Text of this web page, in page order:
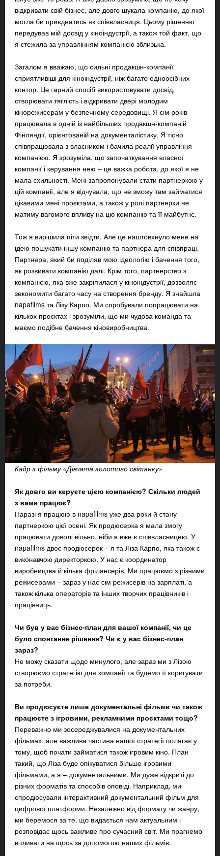
відкривати свій бізнес, але довго шукала компанію, до якої
могла би приєднатись як співвласниця. Цьому рішенню
передував мій досвід у кіноіндустрії, а також той факт, що
я стежила за управлінням компанією зблизька.
Загалом я вважаю, що сильні продакшн-компанії
сприятливіші для кіноіндустрії, ніж багато одноосібних
контор. Це гарний спосіб використовувати досвід,
створювати тяглість і відкривати двері молодим
кінорежисерам у безпечному середовищі. Я сім років
працювала в одній із найбільших продакшн-компаній
Фінляндії, орієнтованій на документалістику. Я тісно
співпрацювала з власником і бачила реалії управління
компанією. Я зрозуміла, що започаткування власної
компанії і керування нею – це важка робота, до якої я не
мала схильності. Мені запропонували стати партнеркою у
цій компанії, але я відчувала, що не зможу там займатися
цікавими мені проєктами, а також у ролі партнерки не
матиму вагомого впливу на цю компанію та її майбутнє.
Тож я вирішила піти звідти. Але це наштовхнуло мене на
ідею пошукати іншу компанію та партнера для співпраці.
Партнера, який би поділяв мою ідеологію і бачення того,
як розвивати компанію далі. Крім того, партнерство з
компанією, яка вже закріпилася у кіноіндустрії, дозволяє
зекономити багато часу на створення бренду. Я знайшла
napafilms та Лізу Карпо. Ми спробували попрацювати на
кількох проєктах і зрозуміли, що ми чудова команда та
маємо подібне бачення кіновиробництва.
Кадр з фільму «Дівчата золотого світанку»
Як довго ви керуєте цією компанією? Скільки людей
з вами працює?
Наразі я працюю в napafilms уже два роки й стану
партнеркою цієї осені. Як продюсерка я мала змогу
працювати доволі вільно, ніби я вже є співвласницею. У
napafilms двоє продюсерок – я та Ліза Карпо, яка також є
виконавчою директоркою. У нас є координатор
виробництва й кілька фрілансерів. Ми працюємо з різними
режисерами – зараз у нас сім режисерів на зарплаті, а
також кілька операторів та інших творчих працівників і
працівниць.
Чи був у вас бізнес-план для вашої компанії, чи це
було спонтанне рішення? Чи є у вас бізнес-план
зараз?
Не можу сказати щодо минулого, але зараз ми з Лізою
створюємо стратегію для компанії та будемо її коригувати
за потреби.
Ви продюсуєте лише документальні фільми чи також
працюєте з ігровими, рекламними проєктами тощо?
Переважно ми зосереджувалися на документальних
фільмах, але важлива частина нашої стратегії полягає у
тому, щоб почати займатися також ігровим кіно. План
такий, що Ліза буде опікуватися більше ігровими
фільмами, а я – документальними. Ми дуже відкриті до
різних форматів та способів оповіді. Наприклад, ми
спродюсували інтерактивний документальний фільм для
цифрової платформи. Незалежно від формату чи жанру,
ми беремося за те, що видається нам актуальним і
розповідає щось важливе про сучасний світ. Ми прагнемо
впливати на щось за допомогою наших фільмів.